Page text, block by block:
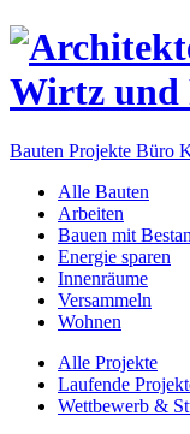
Bauten Projekte Büro
Alle Bauten
Arbeiten
Bauen mit
Energie sparen
Innenräume
Versammeln
Wohnen
Alle Projekte
Laufende
Wettbewerb &